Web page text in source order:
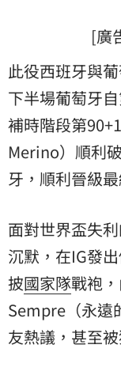
[廣
此役西班牙與
下半場葡萄牙
補時階段第
Merino）順利
牙，順利晉級最
面對世界盃失
沉默，在IG發
披國家隊戰袍
Sempre（永遠
友熱議，甚至